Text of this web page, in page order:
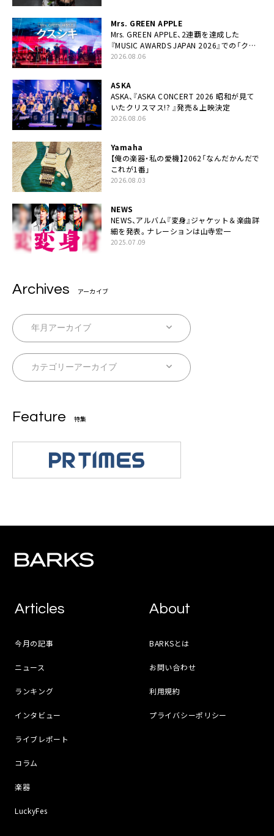
Mrs. GREEN APPLE
Mrs. GREEN APPLE、2連覇を達成した
『MUSIC AWARDS JAPAN 2026』での「クス
シキ」ライブパフォーマンスをYouTube公開
2026.08.06
ASKA
ASKA、『ASKA CONCERT 2026 昭和が見て
いたクリスマス!? 』発売＆上映決定
2026.08.06
Yamaha
【俺の楽器・私の愛機】2062「なんだかんだで
これが1番」
2026.08.03
NEWS
NEWS、アルバム『変身』ジャケット＆楽曲詳
細を発表。ナレーションは⼭寺宏⼀
2025.07.09
Archives アーカイブ
Feature 特集
Articles
今月の記事
ニュース
ランキング
インタビュー
ライブレポート
コラム
楽器
LuckyFes
About
BARKSとは
お問い合わせ
利用規約
プライバシーポリシー